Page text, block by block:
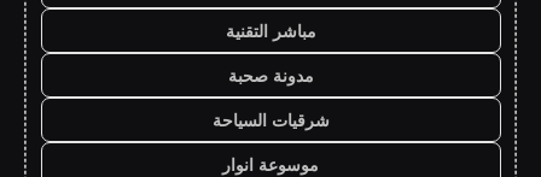
مباشر التقنية
مدونة صحبة
شرقيات السياحة
موسوعة انوار